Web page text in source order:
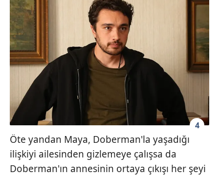
4
Öte yandan Maya, Doberman'la yaşadığı
ilişkiyi ailesinden gizlemeye çalışsa da
Doberman'ın annesinin ortaya çıkışı her şeyi